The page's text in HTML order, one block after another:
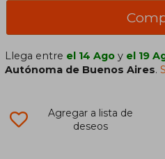
Llega entre el 14 Ago y el 19
Autónoma de Buenos Aires.
Agregar a lista de
deseos